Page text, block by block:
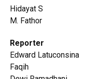
Hidayat S
M. Fathor
Reporter
Edward Latuconsina
Faqih